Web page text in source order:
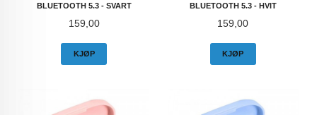
BLUETOOTH 5.3 - SVART
Pris
159,00
KJØP
BLUETOOTH 5.3 - HVIT
Pris
159,00
KJØP